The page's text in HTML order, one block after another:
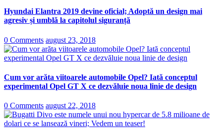
Hyundai Elantra 2019 devine oficial; Adoptă un design mai
agresiv și umblă la capitolul siguranță
0 Comments august 23, 2018
Cum vor arăta viitoarele automobile Opel? Iată conceptul
experimental Opel GT X ce dezvăluie noua linie de design
0 Comments august 22, 2018